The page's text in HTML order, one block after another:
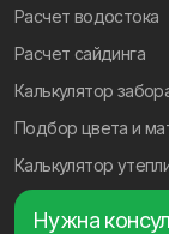
Расчет водостока
Расчет сайдинга
Калькулятор
Подбор цвета и
Калькулятор
Нужна